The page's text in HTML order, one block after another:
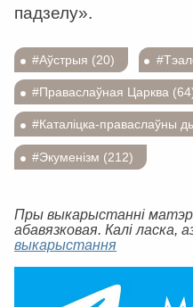
падзелу».
#Аўстрыя (20)
#Праваслаўная Царква
#Каталіцка-праваслаўны
#Экуменізм (212)
Пры выкарыстанні
абавязковая. Калі ласка,
выкарыстання